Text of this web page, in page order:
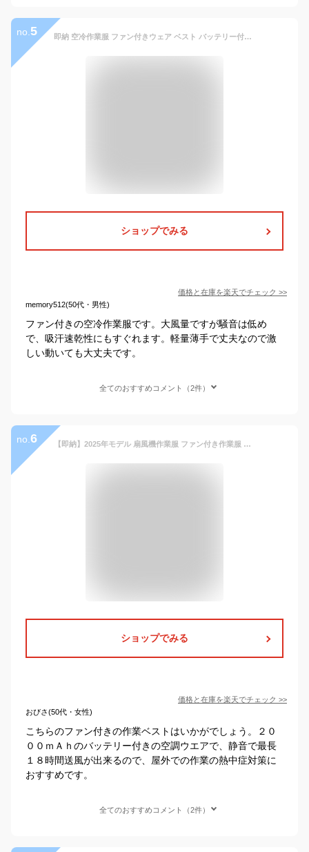
no. 5 即納 空冷作業服 ファン付きウェア ベスト バッテリー付き ファン付き作業服 電動 ファン付き 冷却ベスト UVカット UPF50+ ファンベスト セット エアコン服 5L 作業着 父の日 熱中症対策 夏 男女兼用 メンズ レディース 扇風機 軽量 クールウェア ファン付きウェア EFウェア
ショップでみる
価格と在庫を楽天でチェック >>
memory512(50代・男性)
ファン付きの空冷作業服です。大風量ですが騒音は低め
で、吸汗速乾性にもすぐれます。軽量薄手で丈夫なので激
しい動いても大丈夫です。
全てのおすすめコメント（2件）
no. 6 【即納】2025年モデル 扇風機作業服 ファン付き作業服 ベスト 空冷ウェア 冷却扇風服 20000mAh大容量 ファン付きセット 4段階風量調節 12V出力 静音 大風量 18時間連続送風 撥水加工 UVカット メンズ レディース 熱中症対策 父の日 プレゼント ギフト
ショップでみる
価格と在庫を楽天でチェック >>
おびさ(50代・女性)
こちらのファン付きの作業ベストはいかがでしょう。２０
００ｍＡｈのバッテリー付きの空調ウエアで、静音で最長
１８時間送風が出来るので、屋外での作業の熱中症対策に
おすすめです。
全てのおすすめコメント（2件）